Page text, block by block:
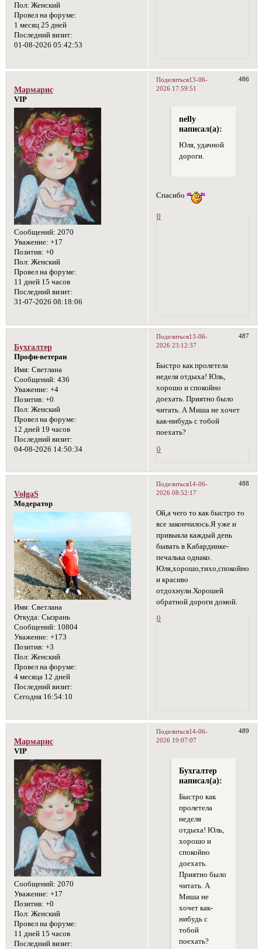
Пол: Женский
Провел на форуме:
1 месяц 25 дней
Последний визит:
01-08-2026 05:42:53
Поделиться 486
13-06-
2026 17:59:51
Мармарис
VIP
Сообщений: 2070
Уважение: +17
Позитив: +0
Пол: Женский
Провел на форуме:
11 дней 15 часов
Последний визит:
31-07-2026 08:18:06
nelly
написал(а):
Юля, удачной
дороги.
Спасибо
0
Поделиться 487
13-06-
2026 23:12:37
Бухгалтер
Профи-ветеран
Имя: Светлана
Сообщений: 436
Уважение: +4
Позитив: +0
Пол: Женский
Провел на форуме:
12 дней 19 часов
Последний визит:
04-08-2026 14:50:34
Быстро как пролетела
неделя отдыха! Юль,
хорошо и спокойно
доехать. Приятно было
читать. А Миша не хочет
как-нибудь с тобой
поехать?
0
Поделиться 488
14-06-
2026 08:52:17
VolgaS
Модератор
Имя: Светлана
Откуда: Сызрань
Сообщений: 10804
Уважение: +173
Позитив: +3
Пол: Женский
Провел на форуме:
4 месяца 12 дней
Последний визит:
Сегодня 16:54:10
Ой,а чего то как быстро то
все закончилось.Я уже и
привыкла каждый день
бывать в Кабардинке-
печалька однако.
Юля,хорошо,тихо,спокойно
и красиво
отдохнули.Хорошей
обратной дороги домой.
0
Поделиться 489
14-06-
2026 19:07:07
Мармарис
VIP
Сообщений: 2070
Уважение: +17
Позитив: +0
Пол: Женский
Провел на форуме:
11 дней 15 часов
Последний визит:
Бухгалтер
написал(а):
Быстро как
пролетела
неделя
отдыха! Юль,
хорошо и
спокойно
доехать.
Приятно было
читать. А
Миша не
хочет как-
нибудь с
тобой
поехать?